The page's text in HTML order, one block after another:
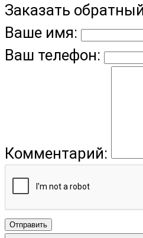
Заказать
Ваше имя:
Ваш телефон:
Комментарий:
Отправить